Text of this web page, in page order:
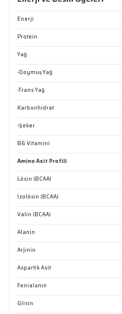
Ürün resmi kalitesiz,
Enerji
Protein
Yağ
-Doymuş Yağ
-Trans Yağ
Karbonhidrat
-Şeker
B6 Vitamini
Amino Asit Profili
Lösin (BCAA)
İzolösin (BCAA)
Valin (BCAA)
Alanin
Arjinin
Aspartik Asit
Fenialanin
Glisin